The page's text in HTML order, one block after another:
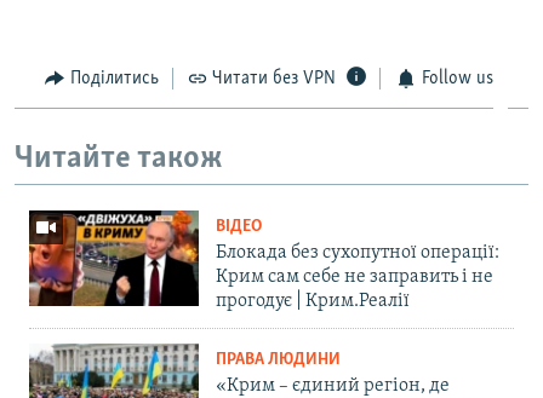
Поділитись Читати без VPN Follow us
Читайте також
ВІДЕО
Блокада без сухопутної операції:
Крим сам себе не заправить і не
прогодує | Крим.Реалії
ПРАВА ЛЮДИНИ
«Крим – єдиний регіон, де